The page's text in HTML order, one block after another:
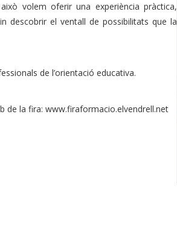
volem oferir una experiència pràctica,
descobrir el ventall de possibilitats que la
de l’orientació educativa.
de la fira: www.firaformacio.elvendrell.net